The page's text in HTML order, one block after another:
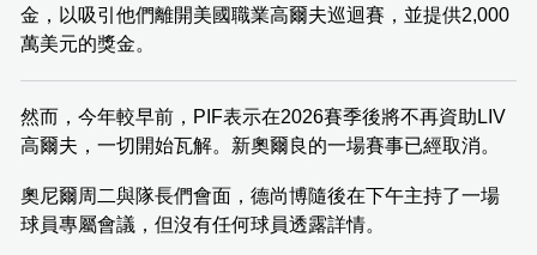
金，以吸引他們離開美國職業高爾夫巡迴賽，並提供2,000
萬美元的獎金。
然而，今年較早前，PIF表示在2026賽季後將不再資助LIV
高爾夫，一切開始瓦解。新奧爾良的一場賽事已經取消。
奧尼爾周二與隊長們會面，德尚博隨後在下午主持了一場
球員專屬會議，但沒有任何球員透露詳情。